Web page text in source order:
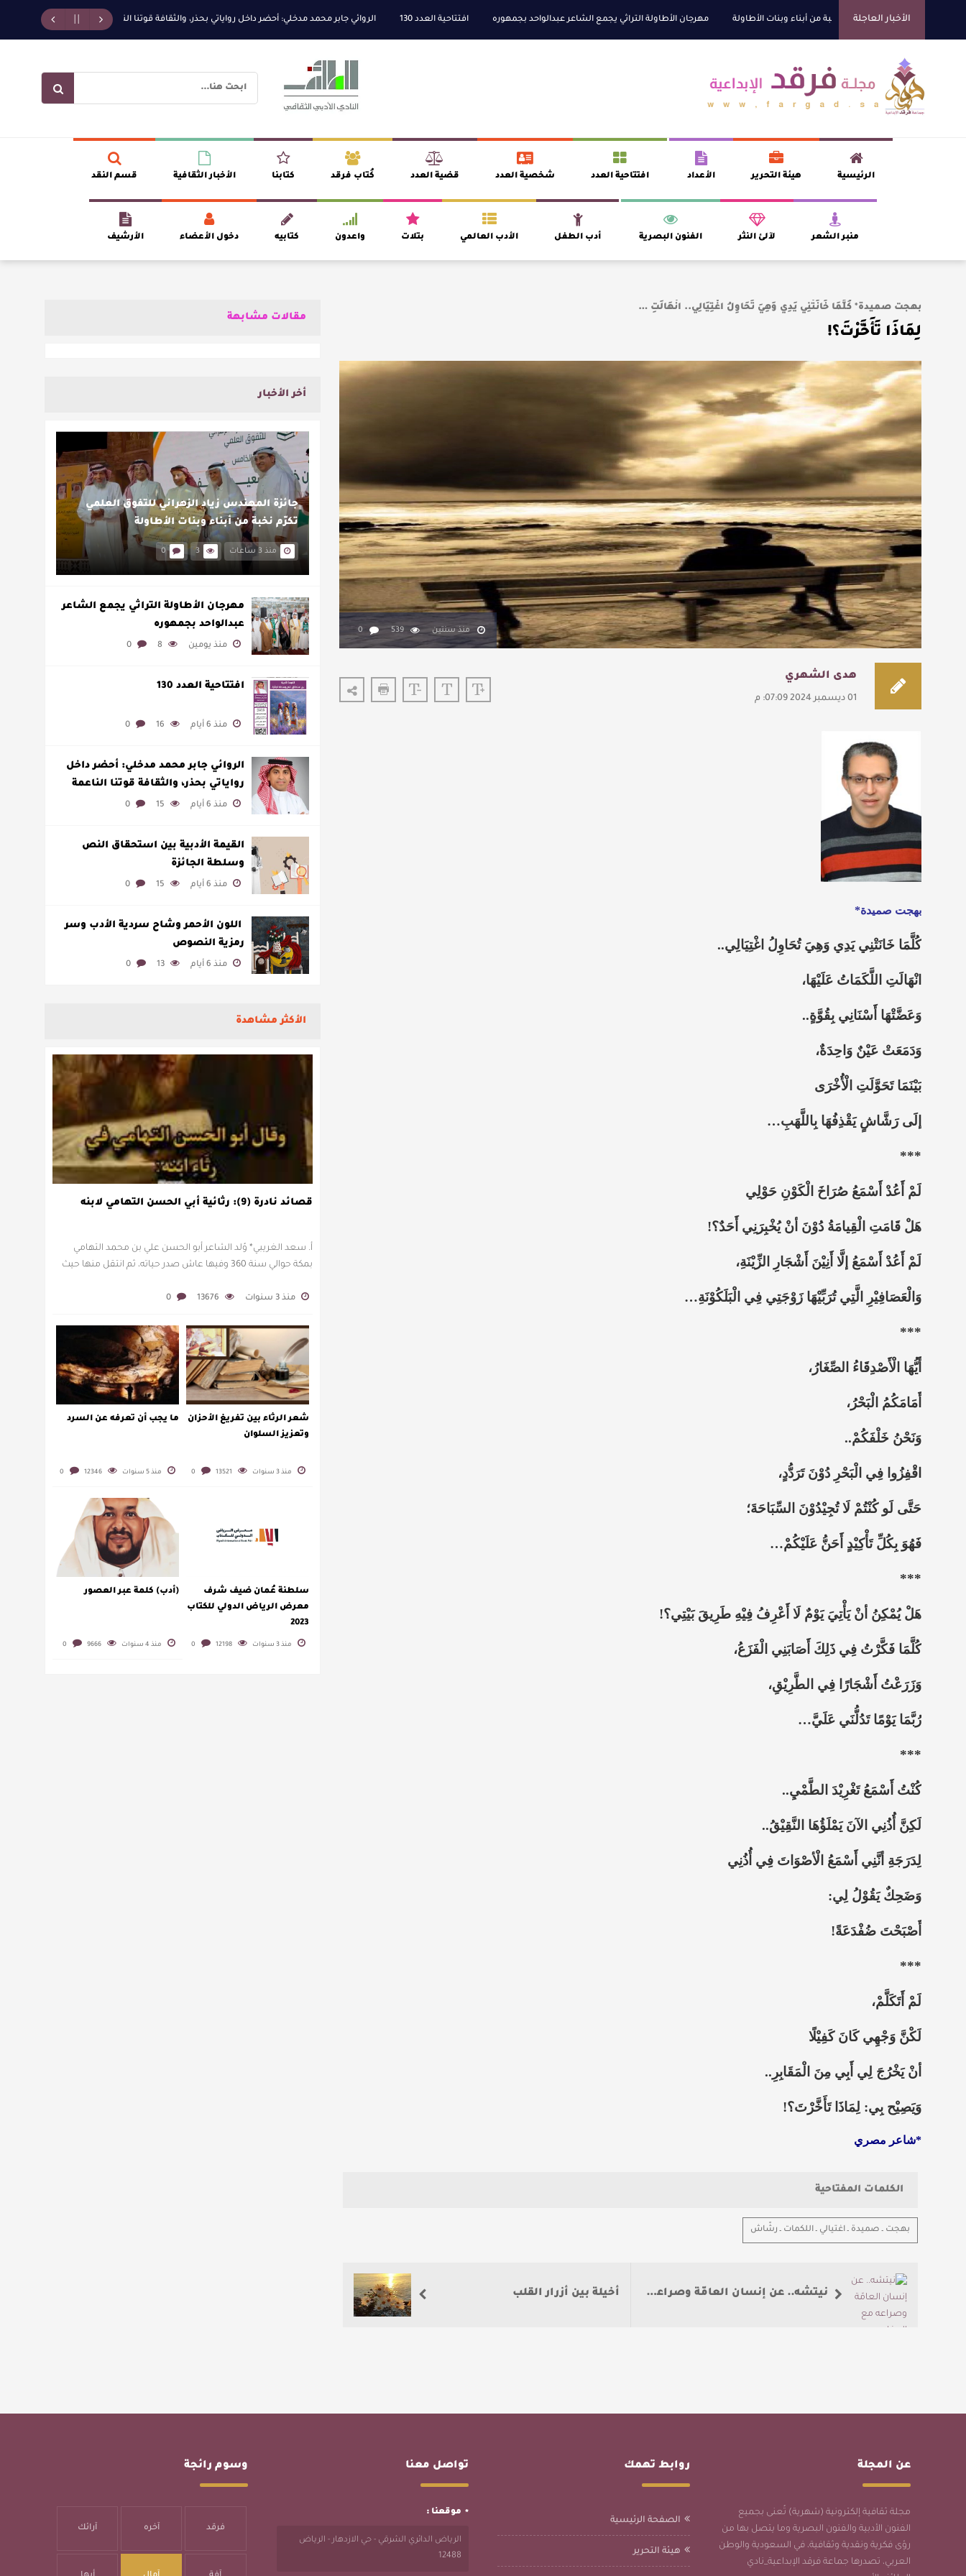
الأخبار العاجلة
للتفوق العلمي تكرّم نخبة من أبناء وبنات الأطاولة مهرجان الأطاولة التراثي يجمع الشاعر عبدالواحد بجمهوره افتتاحية العدد 130 الروائي جابر محمد مدخلي: أحضر داخل رواياتي بحذر، والثقافة قوتنا الناعمة لمخاطبة العالم. القيمة
الرئيسية هيئة التحرير الأعداد افتتاحية العدد شخصية العدد قضية العدد كُتاب فرقد كتابنا الأخبار الثقافية قسم النقد
منبر الشعر لآلئ النثر الفنون البصرية أدب الطفل الأدب العالمي بتلات واعدون كتابيه دخول الأعضاء الأرشيف
مقالات مشابهة
أخر الأخبار
جائزة المهندس زياد الزهراني للتفوق العلمي
تكرّم نخبة من أبناء وبنات الأطاولة
منذ 3 ساعات 3
0
مهرجان الأطاولة التراثي يجمع الشاعر
عبدالواحد بجمهوره
منذ يومين 8
0
افتتاحية العدد 130
منذ 6 أيام 16
0
الروائي جابر محمد مدخلي: أحضر داخل
رواياتي بحذر، والثقافة قوتنا الناعمة
لمخاطبة العالم.
منذ 6 أيام 15
0
القيمة الأدبية بين استحقاق النص
وسلطة الجائزة
منذ 6 أيام 15
0
​ اللون الأحمر وشاح سردية الأدب وسر
رمزية النصوص
منذ 6 أيام 13
0
الأكثر مشاهدة
قصائد نادرة (9): رثائية أبي الحسن التهامي لابنه
أ. سعد الغريبي* وُلد الشاعر أبو الحسن علي بن محمد التهامي
بمكة حوالي سنة 360 وفيها عاش صدر حياته، ثم انتقل منها حيث
منذ 3 سنوات 13676
0
شعر الرثاء بين تفريغ الأحزان
وتعزيز السلوان
منذ 3 سنوات 13521
0
ما يجب أن تعرفه عن السرد
منذ 5 سنوات 12346
0
سلطنة عُمان ضيف شرف
معرض الرياض الدولي للكتاب
2023
منذ 3 سنوات 12198
0
(أدب) كلمة عبر العصور
منذ 4 سنوات 9666
0
بهجت صميدة* كُلَّمَا خَانَتْنِي يَدِي وَهِيَ تُحَاوِلُ اغْتِيَالِي.. انْهَالَتِ …
لِمَاذَا تَأَخَّرْتَ؟!
منذ سنتين 539
0
هدى الشهري
01 ديسمبر 2024 07:09: م
بهجت صميدة*
كُلَّمَا خَانَتْنِي يَدِي وَهِيَ تُحَاوِلُ اغْتِيَالِي..
انْهَالَتِ اللَّكَمَاتُ عَلَيْهَا،
وَعَضَّتْهَا أَسْنَانِي بِقُوَّةٍ..
وَدَمَعَتْ عَيْنٌ وَاحِدَةٌ،
بَيْنَمَا تَحَوَّلَتِ الْأُخْرَى
إلَى رَشَّاشٍ يَقْذِفُهَا بِاللَّهَبِ…
***
لَمْ أَعُدْ أَسْمَعُ صُرَاخَ الْكَوْنِ حَوْلِي
هَلْ قَامَتِ الْقِيامَةُ دُوْنَ أنْ يُخْبِرَنِي أَحَدٌ؟!
لَمْ أَعُدْ أَسْمَعُ إلَّا أَنِيْنَ أَشْجَارِ الزِّيْنَةِ،
وَالْعَصَافِيْرِ الَّتِي تُرَبِّيْهَا زَوْجَتِي فِي الْبَلَكُوْنَةِ…
***
أَيُّهَا الْأَصْدِقَاءُ الصِّغَارُ،
أَمَامَكُمُ الْبَحْرُ،
وَنَحْنُ خَلْفَكُمْ..
اقْفِزُوا فِي الْبَحْرِ دُوْنَ تَرَدُّدٍ،
حَتَّى لَو كُنْتُمْ لَا تُجِيْدُوْنَ السِّبَاحَةَ؛
فَهُوَ بِكُلِّ تَأْكِيْدٍ أَحَنُّ عَلَيْكُمْ…
***
هَلْ يُمْكِنُ أنْ يَأْتِيَ يَوْمٌ لَا أَعْرِفُ فِيْهِ طَرِيقَ بَيْتِي؟!
كُلَّمَا فَكَّرْتُ فِي ذَلِكَ أَصَابَنِي الْفَزَعُ،
وَزَرَعْتُ أَشْجَارًا فِي الطَّرِيْقِ،
رُبَّمَا يَوْمًا تَدُلُّنَي عَلَيَّ…
***
كُنْتُ أَسْمَعُ تَغْرِيْدَ الطَّمْيِ..
لَكِنَّ أُذُنِي الآنَ يَمْلَؤُهَا النَّقِيْقُ..
لِدَرَجَةِ أنَّنِي أَسْمَعُ الْأصْوَاتَ فِي أُذُنِي
وَضَحِكٌ يَقُوْلُ لِي:
أَصْبَحْتَ ضُفْدَعَةً!
***
لَمْ أَتَكَلَّمْ،
لَكْنَّ وَجْهِي كَانَ كَفِيْلًا
أنْ يَخْرُجَ لِي أَبِي مِنَ الْمَقَابِرِ..
وَيَصِيْح بِي: لِمَاذَا تَأَخَّرْتَ؟!
*شاعر مصري
الكلمات المفتاحية
بهجت ـ صميدة ـ اغتيالي ـ اللكمات ـ رشّاش
نيتشه.. عن إنسان العامّة وصراعه مع المفاهيم أخيلة بين أزرار القلب
عن المجلة
مجلة ثقافية إلكترونية (شهرية) تُعنى بجميع
الفنون الأدبية والفنون البصرية وما يتصل بها من
رؤى فكرية ونقدية وثقافية، في السعودية والوطن
العربي، تصدرها جماعة فرقد الإبداعية_نادي
روابط تهمك
الصفحة الرئيسية
هيئة التحرير
تواصل معنا
موقعنا :
الرياض الدائري الشرقي - حي الازدهار - الرياض
12488
وسوم رائجة
فرقد آخره آرائك